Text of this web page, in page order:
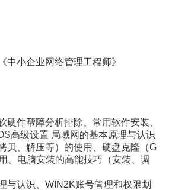
中小企业网络管理工程师》
硬件帮障分析排除、常用软件安装、
高级设置 局域网的基本原理与认识
贝、解压等）的使用、硬盘克隆（G
、电脑安装的高能技巧（安装、调
与认识、WIN2K账号管理和权限划